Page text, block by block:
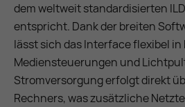
dem weltweit standardisierten
entspricht. Dank der breiten
lässt sich das Interface flexibel
Mediensteuerungen und
Stromversorgung erfolgt direkt
Rechners, was zusätzliche